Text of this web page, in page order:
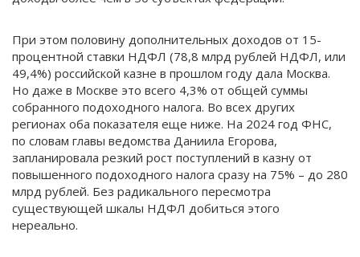
При этом половину дополнительных доходов от 15-
процентной ставки НДФЛ (78,8 млрд рублей НДФЛ, или
49,4%) российской казне в прошлом году дала Москва.
Но даже в Москве это всего 4,3% от общей суммы
собранного подоходного налога. Во всех других
регионах оба показателя еще ниже. На 2024 год ФНС,
по словам главы ведомства Даниила Егорова,
запланировала резкий рост поступлений в казну от
повышенного подоходного налога сразу на 75% – до 280
млрд рублей. Без радикального пересмотра
существующей шкалы НДФЛ добиться этого
нереально.